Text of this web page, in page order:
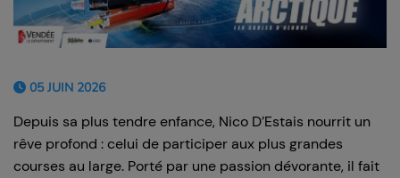
05 JUIN 2026
Depuis sa plus tendre enfance, Nico D’Estais nourrit un
rêve profond : celui de participer aux plus grandes
courses au large. Porté par une passion dévorante, il fait